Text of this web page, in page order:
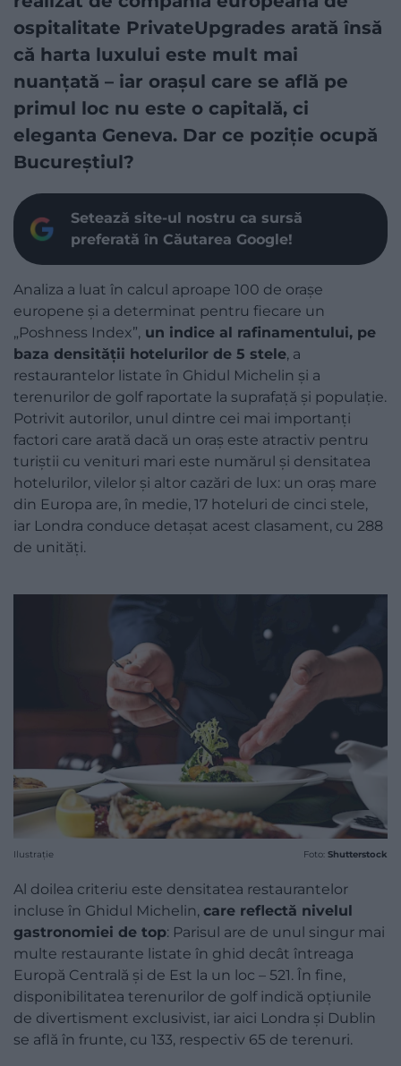
ospitalitate PrivateUpgrades arată însă
că harta luxului este mult mai
nuanțată – iar orașul care se află pe
primul loc nu este o capitală, ci
eleganta Geneva. Dar ce poziție ocupă
Bucureștiul?
Setează site-ul nostru ca sursă
preferată în Căutarea Google!
Analiza a luat în calcul aproape 100 de orașe
europene și a determinat pentru fiecare un
„Poshness Index”, un indice al rafinamentului, pe
baza densității hotelurilor de 5 stele, a
restaurantelor listate în Ghidul Michelin și a
terenurilor de golf raportate la suprafață și populație.
Potrivit autorilor, unul dintre cei mai importanți
factori care arată dacă un oraș este atractiv pentru
turiștii cu venituri mari este numărul și densitatea
hotelurilor, vilelor și altor cazări de lux: un oraș mare
din Europa are, în medie, 17 hoteluri de cinci stele,
iar Londra conduce detașat acest clasament, cu 288
de unități.
Ilustrație Foto: Shutterstock
Al doilea criteriu este densitatea restaurantelor
incluse în Ghidul Michelin, care reflectă nivelul
gastronomiei de top: Parisul are de unul singur mai
multe restaurante listate în ghid decât întreaga
Europă Centrală și de Est la un loc – 521. În fine,
disponibilitatea terenurilor de golf indică opțiunile
de divertisment exclusivist, iar aici Londra și Dublin
se află în frunte, cu 133, respectiv 65 de terenuri.